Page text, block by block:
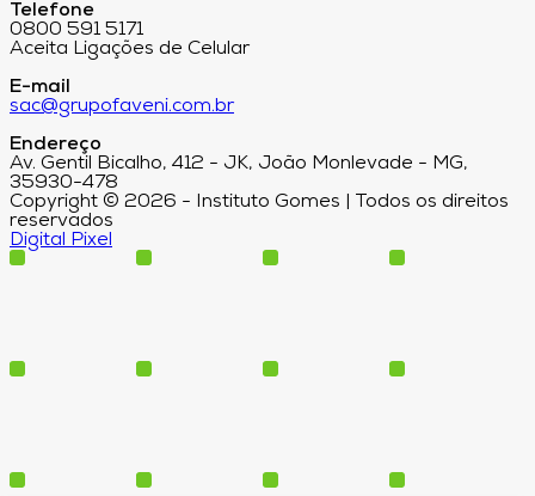
Telefone
0800 591 5171
Aceita Ligações de Celular
E-mail
sac@grupofaveni.com.br
Endereço
Av. Gentil Bicalho, 412 - JK, João Monlevade - MG,
35930-478
Copyright © 2026 - Instituto Gomes | Todos os direitos
reservados
Digital Pixel